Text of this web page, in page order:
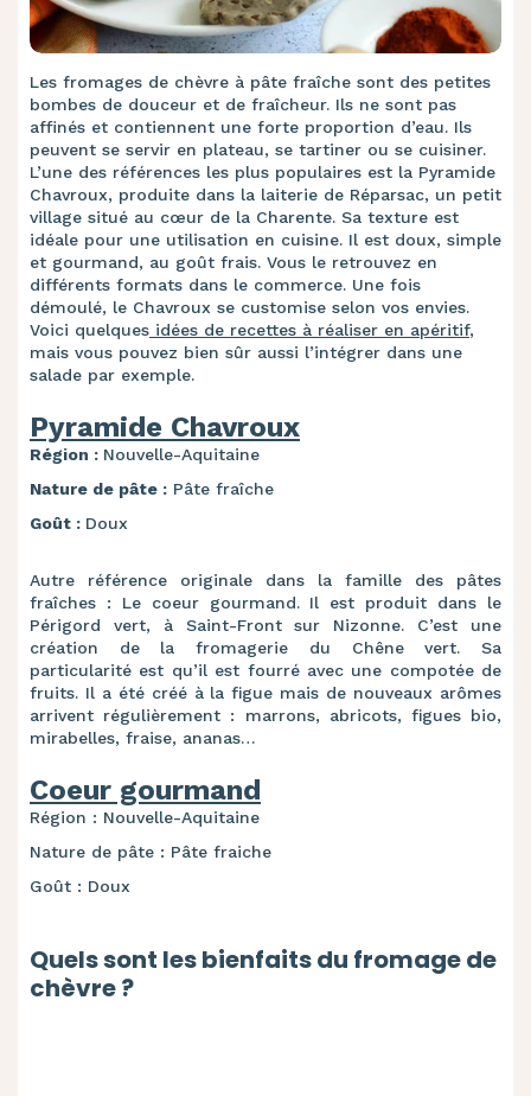
Les fromages de chèvre à pâte fraîche sont des petites
bombes de douceur et de fraîcheur. Ils ne sont pas
affinés et contiennent une forte proportion d’eau. Ils
peuvent se servir en plateau, se tartiner ou se cuisiner.
L’une des références les plus populaires est la Pyramide
Chavroux, produite dans la laiterie de Réparsac, un petit
village situé au cœur de la Charente. Sa texture est
idéale pour une utilisation en cuisine. Il est doux, simple
et gourmand, au goût frais. Vous le retrouvez en
différents formats dans le commerce. Une fois
démoulé, le Chavroux se customise selon vos envies.
Voici quelques idées de recettes à réaliser en apéritif,
mais vous pouvez bien sûr aussi l’intégrer dans une
salade par exemple.
Pyramide Chavroux
Région : Nouvelle-Aquitaine
Nature de pâte : Pâte fraîche
Goût : Doux
Autre référence originale dans la famille des pâtes
fraîches : Le coeur gourmand. Il est produit dans le
Périgord vert, à Saint-Front sur Nizonne. C’est une
création de la fromagerie du Chêne vert. Sa
particularité est qu’il est fourré avec une compotée de
fruits. Il a été créé à la figue mais de nouveaux arômes
arrivent régulièrement : marrons, abricots, figues bio,
mirabelles, fraise, ananas…
Coeur gourmand
Région : Nouvelle-Aquitaine
Nature de pâte : Pâte fraiche
Goût : Doux
Quels sont les bienfaits du fromage de
chèvre ?